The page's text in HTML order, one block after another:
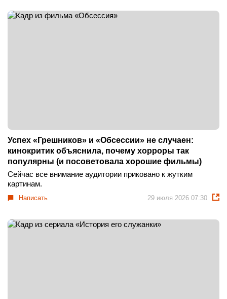
Успех «Грешников» и «Обсессии» не случаен:
кинокритик объяснила, почему хорроры так
популярны (и посоветовала хорошие фильмы)
Сейчас все внимание аудитории приковано к жутким
картинам.
Написать 29 июля 2026 07:30